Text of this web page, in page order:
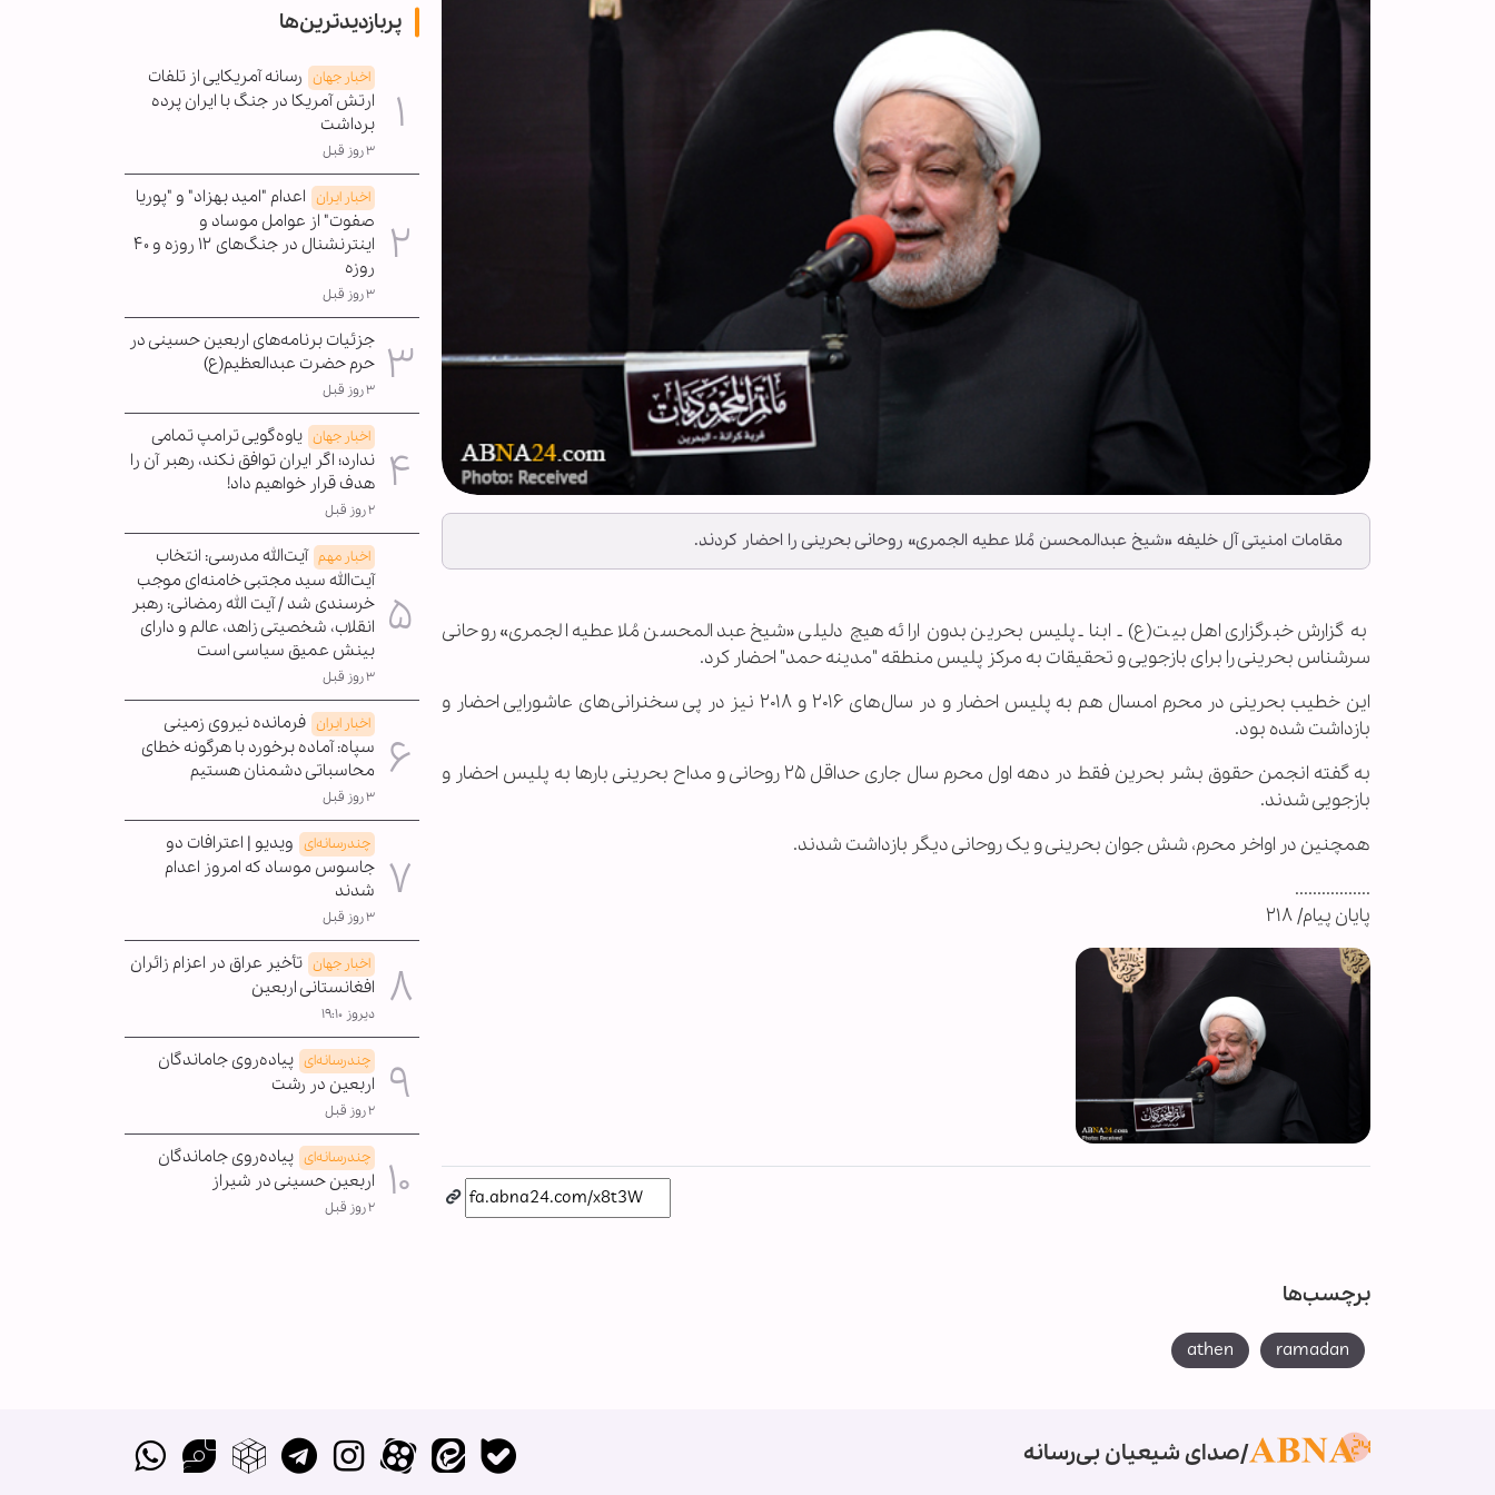
مقامات امنیتی آل خلیفه «شیخ عبدالمحسن مُلا عطیه الجمری» روحانی بحرینی را احضار کردند.
به گزارش خبرگزاری اهل‌بیت(ع) ـ ابنا ـ پلیس بحرین بدون ارائه هیچ دلیلی «شیخ عبدالمحسن مُلا عطیه الجمری» روحانی
سرشناس بحرینی را برای بازجویی و تحقیقات به مرکز پلیس منطقه "مدینه حمد" احضار کرد.
این خطیب بحرینی در محرم امسال هم به پلیس احضار و در سال‌های ۲۰۱۶ و ۲۰۱۸ نیز در پی سخنرانی‌های عاشورایی احضار و
بازداشت شده بود.
به گفته انجمن حقوق بشر بحرین فقط در دهه اول محرم سال جاری حداقل ۲۵ روحانی و مداح بحرینی بار‌ها به پلیس احضار و
بازجویی شدند.
همچنین در اواخر محرم، شش جوان بحرینی و یک روحانی دیگر بازداشت شدند.
.................
پایان پیام/ ۲۱۸
برچسب‌ها
ramadan
athen
پربازدیدترین‌ها
اخبار جهان رسانه آمریکایی از تلفات
ارتش آمریکا در جنگ با ایران پرده
برداشت
۳ روز قبل
اخبار ایران اعدام "امید بهزاد" و "پوریا
صفوت" از عوامل موساد و
اینترنشنال در جنگ‌های ۱۲ روزه و ۴۰
روزه
۳ روز قبل
جزئیات برنامه‌های اربعین حسینی در
حرم حضرت عبدالعظیم(ع)
۳ روز قبل
اخبار جهان یاوه‌گویی ترامپ تمامی
ندارد؛ اگر ایران توافق نکند، رهبر آن را
هدف قرار خواهیم داد!
۲ روز قبل
اخبار مهم آیت‌الله مدرسی: انتخاب
آیت‌الله سید مجتبی خامنه‌ای موجب
خرسندی شد / آیت الله رمضانی: رهبر
انقلاب، شخصیتی زاهد، عالم و دارای
بینش عمیق سیاسی است
۳ روز قبل
اخبار ایران فرمانده نیروی زمینی
سپاه: آماده برخورد با هرگونه خطای
محاسباتی دشمنان هستیم
۳ روز قبل
چندرسانه‌ای ویدیو | اعترافات دو
جاسوس موساد که امروز اعدام
شدند
۳ روز قبل
اخبار جهان تأخیر عراق در اعزام زائران
افغانستانی اربعین
دیروز ۱۹:۱۰
چندرسانه‌ای پیاده‌روی جاماندگان
اربعین در رشت
۲ روز قبل
چندرسانه‌ای پیاده‌روی جاماندگان
اربعین حسینی در شیراز
۲ روز قبل
صدای شیعیان بی‌رسانه